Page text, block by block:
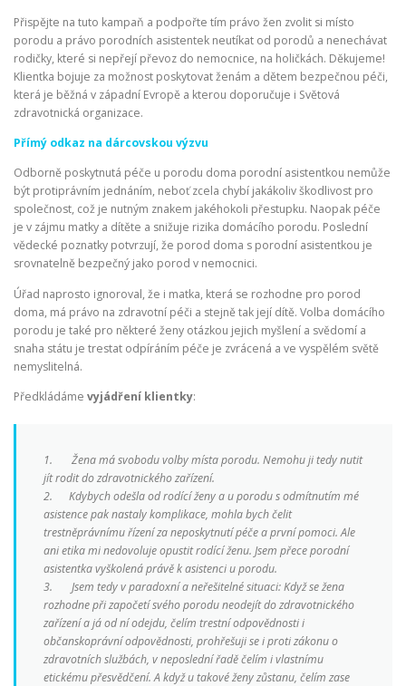
Přispějte na tuto kampaň a podpořte tím právo žen zvolit si místo
porodu a právo porodních asistentek neutíkat od porodů a nenechávat
rodičky, které si nepřejí převoz do nemocnice, na holičkách. Děkujeme!
Klientka bojuje za možnost poskytovat ženám a dětem bezpečnou péči,
která je běžná v západní Evropě a kterou doporučuje i Světová
zdravotnická organizace.
Přímý odkaz na dárcovskou výzvu
Odborně poskytnutá péče u porodu doma porodní asistentkou nemůže
být protiprávním jednáním, neboť zcela chybí jakákoliv škodlivost pro
společnost, což je nutným znakem jakéhokoli přestupku. Naopak péče
je v zájmu matky a dítěte a snižuje rizika domácího porodu. Poslední
vědecké poznatky potvrzují, že porod doma s porodní asistentkou je
srovnatelně bezpečný jako porod v nemocnici.
Úřad naprosto ignoroval, že i matka, která se rozhodne pro porod
doma, má právo na zdravotní péči a stejně tak její dítě. Volba domácího
porodu je také pro některé ženy otázkou jejich myšlení a svědomí a
snaha státu je trestat odpíráním péče je zvrácená a ve vyspělém světě
nemyslitelná.
Předkládáme vyjádření klientky:
1. Žena má svobodu volby místa porodu. Nemohu ji tedy nutit
jít rodit do zdravotnického zařízení.
2. Kdybych odešla od rodící ženy a u porodu s odmítnutím mé
asistence pak nastaly komplikace, mohla bych čelit
trestněprávnímu řízení za neposkytnutí péče a první pomoci. Ale
ani etika mi nedovoluje opustit rodící ženu. Jsem přece porodní
asistentka vyškolená právě k asistenci u porodu.
3. Jsem tedy v paradoxní a neřešitelné situaci: Když se žena
rozhodne při započetí svého porodu neodejít do zdravotnického
zařízení a já od ní odejdu, čelím trestní odpovědnosti i
občanskoprávní odpovědnosti, prohřešuji se i proti zákonu o
zdravotních službách, v neposlední řadě čelím i vlastnímu
etickému přesvědčení. A když u takové ženy zůstanu, čelím zase